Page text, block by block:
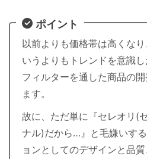
ポイント
以前よりも価格帯は高くな
いうよりもトレンドを意識
フィルターを通した商品の
ます。
故に、ただ単に『セレオリ(
ナル)だから…』と毛嫌いす
ョンとしてのデザインと品